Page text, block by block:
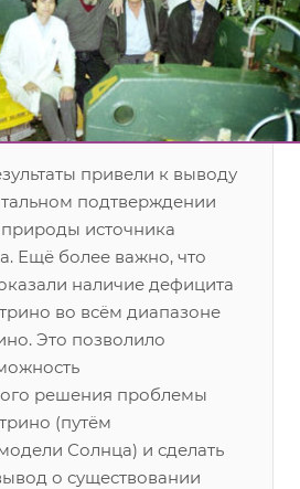
привели к выводу
подтверждении
источника
Ещё более важно, что
наличие дефицита
во всём диапазоне
Это позволило
решения проблемы
(путём
Солнца) и сделать
о существовании